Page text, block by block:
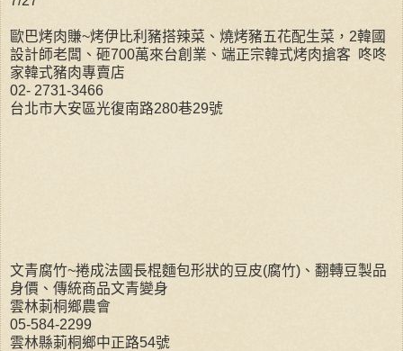
歐巴烤肉賺~烤伊比利豬搭辣菜、燒烤豬五花配生菜，2韓國
設計師老闆、砸700萬來台創業、端正宗韓式烤肉搶客 咚咚
家韓式豬肉專賣店
02- 2731-3466
台北市大安區光復南路280巷29號
文青腐竹~捲成法國長棍麵包形狀的豆皮(腐竹)、翻轉豆製品
身價、傳統商品文青變身
雲林莿桐鄉農會
05-584-2299
雲林縣莿桐鄉中正路54號